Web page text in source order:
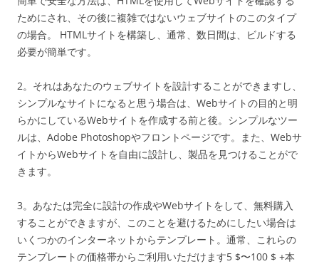
ためにされ、その後に複雑ではないウェブサイトのこのタイプ
の場合。 HTMLサイトを構築し、通常、数日間は、ビルドする
必要が簡単です。
2。それはあなたのウェブサイトを設計することができますし、
シンプルなサイトになると思う場合は、Webサイトの目的と明
らかにしているWebサイトを作成する前と後。シンプルなツー
ルは、Adobe Photoshopやフロントページです。また、Webサ
イトからWebサイトを自由に設計し、製品を見つけることがで
きます。
3。あなたは完全に設計の作成やWebサイトをして、無料購入
することができますが、このことを避けるためにしたい場合は
いくつかのインターネットからテンプレート。通常、これらの
テンプレートの価格帯からご利用いただけます5 $〜100 $ +本